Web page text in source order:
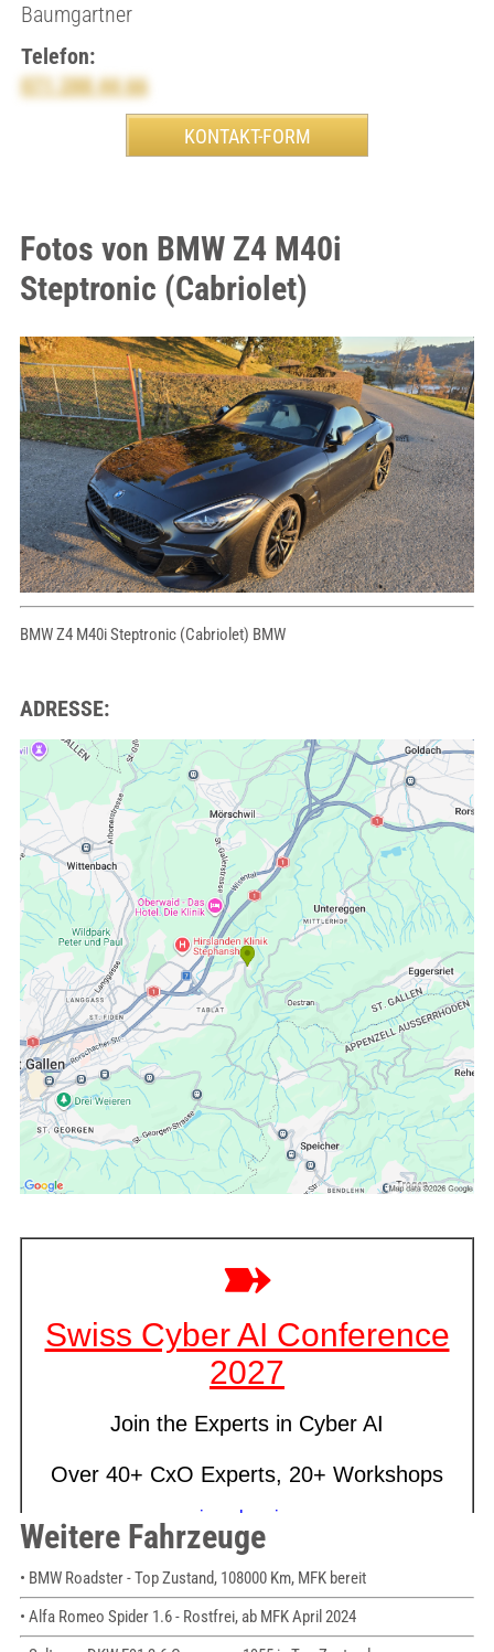
Baumgartner
Telefon:
071 288 44 66
Fotos von BMW Z4 M40i
Steptronic (Cabriolet)
BMW Z4 M40i Steptronic (Cabriolet) BMW
ADRESSE:
Weitere Fahrzeuge
• BMW Roadster - Top Zustand, 108000 Km, MFK bereit
• Alfa Romeo Spider 1.6 - Rostfrei, ab MFK April 2024